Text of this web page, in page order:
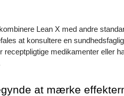
Lean X med andre
at konsultere en sundhedsfaglig
medikamenter eller
at mærke